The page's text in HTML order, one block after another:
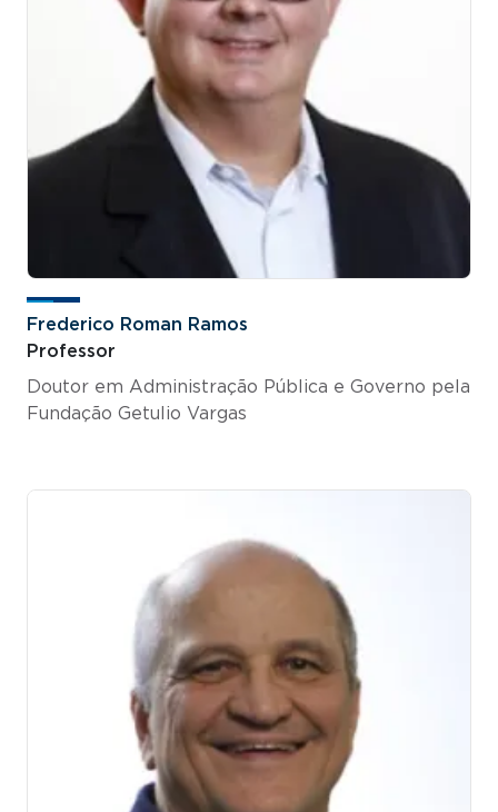
Frederico Roman Ramos
Professor
Doutor em Administração Pública e Governo pela
Fundação Getulio Vargas